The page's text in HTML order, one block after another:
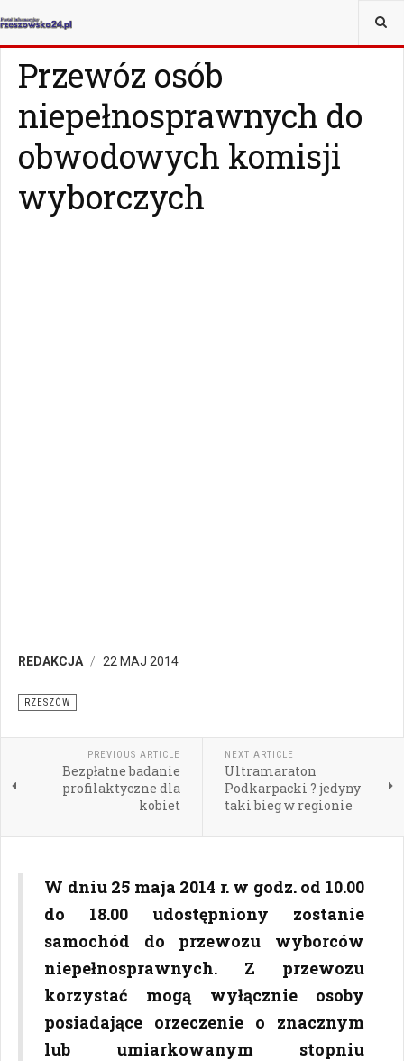
JESTEŚ TUTAJ:
Przewóz osób
niepełnosprawnych do
obwodowych komisji
wyborczych
REDAKCJA 22 MAJ 2014
RZESZÓW
PREVIOUS ARTICLE
Bezpłatne badanie
profilaktyczne dla
kobiet
NEXT ARTICLE
Ultramaraton
Podkarpacki ? jedyny
taki bieg w regionie
W dniu 25 maja 2014 r. w godz. od 10.00
do 18.00 udostępniony zostanie
samochód do przewozu wyborców
niepełnosprawnych. Z przewozu
korzystać mogą wyłącznie osoby
posiadające orzeczenie o znacznym
lub umiarkowanym stopniu